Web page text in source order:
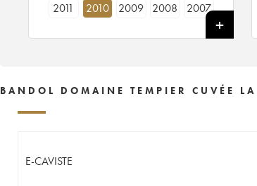
2011
2010 2009 2008
2007
BANDOL DOMAINE TEMPIER CUVÉE
E-CAVISTE